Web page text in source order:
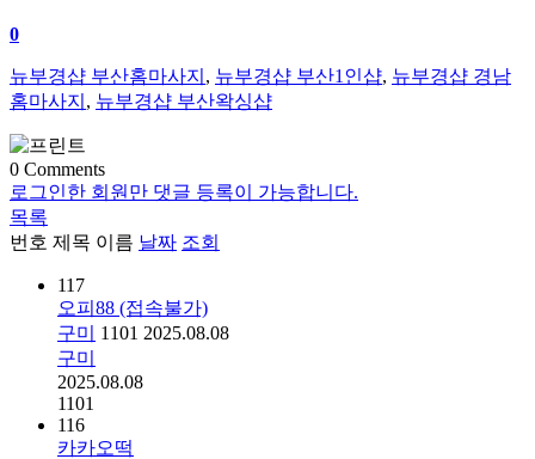
0
뉴부경샵 부산홈마사지 , 뉴부경샵 부산1인샵, 뉴부경샵 경남
홈마사지 , 뉴부경샵 부산왁싱샵
0 Comments
로그인한 회원만 댓글 등록이 가능합니다.
목록
번호 제목 이름 날짜 조회
117
오피88 (접속불가)
구미
1101 2025.08.08
구미
2025.08.08
1101
116
카카오떡